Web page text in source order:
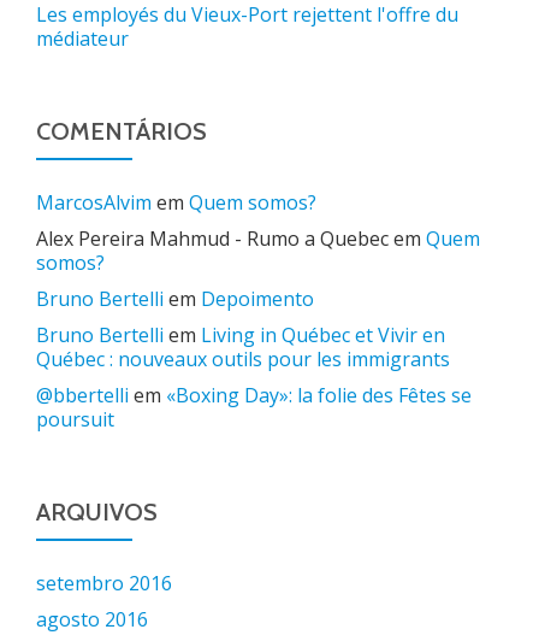
Les employés du Vieux-Port rejettent l'offre du
médiateur
COMENTÁRIOS
MarcosAlvim em Quem somos?
Alex Pereira Mahmud - Rumo a Quebecem Quem
somos?
Bruno Bertelli em Depoimento
Bruno Bertelli em Living in Québec et Vivir en
Québec : nouveaux outils pour les immigrants
@bbertelli em «Boxing Day»: la folie des Fêtes se
poursuit
ARQUIVOS
setembro 2016
agosto 2016